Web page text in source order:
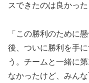
スできたのは良かった
「この勝利のために
後、ついに勝利を手
う。チームと一緒に
なかったけど、みん